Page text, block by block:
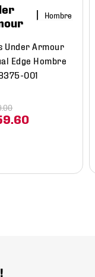
Hombre
Under Armour
Edge Hombre
001
60
.00